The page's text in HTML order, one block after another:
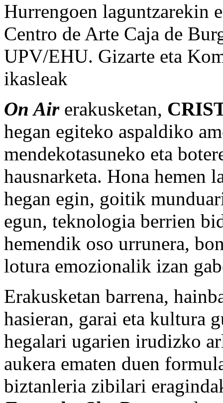
Hurrengoen laguntzarekin
Centro de Arte Caja de
UPV/EHU. Gizarte eta
ikasleak
On Airerakusketan,
hegan egiteko aspaldiko
mendekotasuneko eta
hausnarketa. Hona hemen
hegan egin, goitik
egun, teknologia berrien
hemendik oso urrunera,
lotura emozionalik izan
Erakusketan barrena,
hasieran, garai eta kultura
hegalari ugarien irudizko
aukera ematen duen
biztanleria zibilari